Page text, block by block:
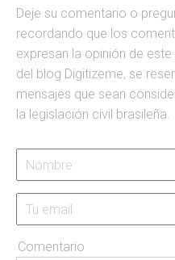
Deje su comentario o
recordando que los
expresan la opinión de
del blog Digitizeme, se
mensajes que sean
la legislación civil brasileña.
Comentario